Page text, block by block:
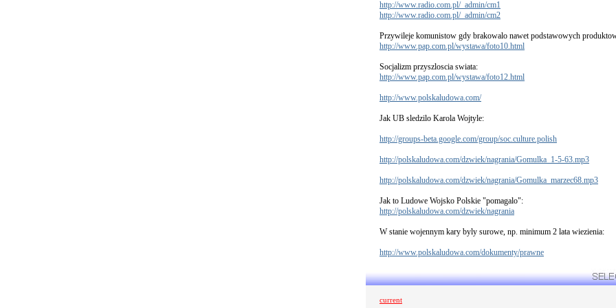
http://www.radio.com.pl/_admin/cm1
http://www.radio.com.pl/_admin/cm2
Przywileje komunistow gdy brakowalo nawet podstawowych
http://www.pap.com.pl/wystawa/foto10.html
Socjalizm przyszloscia swiata:
http://www.pap.com.pl/wystawa/foto12.html
http://www.polskaludowa.com/
Jak UB sledzilo Karola Wojtyle:
http://groups-beta.google.com/group/soc.culture.polish
http://polskaludowa.com/dzwiek/nagrania/Gomulka_1-5-63.mp3
http://polskaludowa.com/dzwiek/nagrania/Gomulka_marzec68.mp3
Jak to Ludowe Wojsko Polskie "pomagalo":
http://polskaludowa.com/dzwiek/nagrania
W stanie wojennym kary byly surowe, np. minimum 2 lata wiezienia:
http://www.polskaludowa.com/dokumenty/prawne
current